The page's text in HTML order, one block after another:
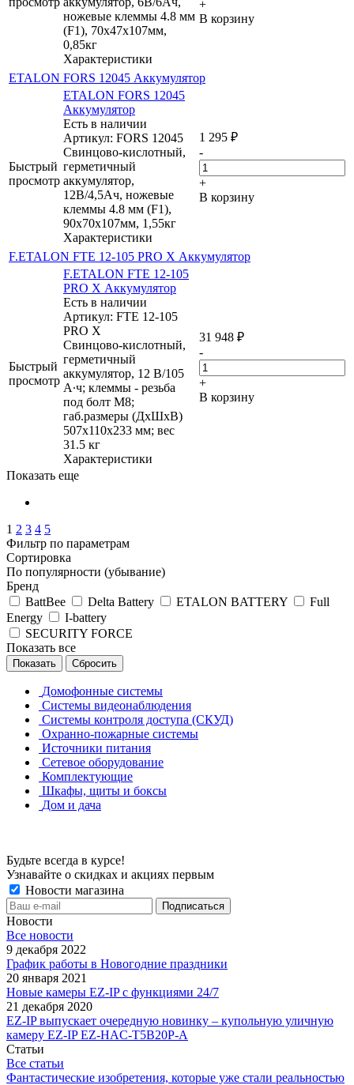
ножевые клеммы 4.8 мм
(F1), 70х47х107мм,
0,85кг
Характеристики
+
В корзину
ETALON FORS 12045 Аккумулятор
Быстрый
просмотр
ETALON FORS 12045
Аккумулятор
Есть в наличии
Артикул: FORS 12045
Свинцово-кислотный,
герметичный
аккумулятор,
12В/4,5Ач, ножевые
клеммы 4.8 мм (F1),
90х70х107мм, 1,55кг
Характеристики
1 295 ₽
-
+
В корзину
F.ETALON FTE 12-105 PRO X Аккумулятор
Быстрый
просмотр
F.ETALON FTE 12-105
PRO X Аккумулятор
Есть в наличии
Артикул: FTE 12-105
PRO X
Свинцово-кислотный,
герметичный
аккумулятор, 12 В/105
А∙ч; клеммы - резьба
под болт М8;
габ.размеры (ДхШхВ)
507х110х233 мм; вес
31.5 кг
Характеристики
31 948 ₽
-
+
В корзину
Показать еще
1 2 3 4 5
Фильтр по параметрам
Сортировка
По популярности (убывание)
Бренд
BattBee
Delta Battery ETALON BATTERY
Full
Energy
I-battery
SECURITY FORCE
Показать все
Сбросить
Домофонные системы
Системы видеонаблюдения
Системы контроля доступа (СКУД)
Охранно-пожарные системы
Источники питания
Сетевое оборудование
Комплектующие
Шкафы, щиты и боксы
Дом и дача
Будьте всегда в курсе!
Узнавайте о скидках и акциях первым
Новости магазина
Новости
Все новости
9 декабря 2022
График работы в Новогодние праздники
20 января 2021
Новые камеры EZ-IP с функциями 24/7
21 декабря 2020
EZ-IP выпускает очередную новинку – купольную уличную
камеру EZ-IP EZ-HAC-T5B20P-A
Статьи
Все статьи
Фантастические изобретения, которые уже стали реальностью